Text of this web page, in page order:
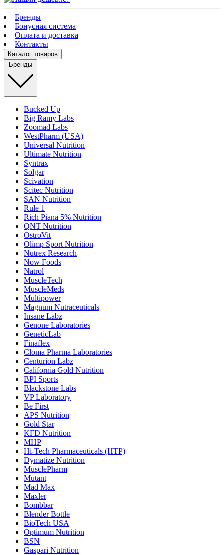
Бренды
Бонусная система
Оплата и доставка
Контакты
Каталог товаров
Бренды
Bucked Up
Big Ramy Labs
Zoomad Labs
WestPharm (USA)
Universal Nutrition
Ultimate Nutrition
Syntrax
Solgar
Scivation
Scitec Nutrition
SAN Nutrition
Rule 1
Rich Piana 5% Nutrition
QNT Nutrition
OstroVit
Olimp Sport Nutrition
Nutrex Research
Now Foods
Natrol
MuscleTech
MuscleMeds
Multipower
Magnum Nutraceuticals
Insane Labz
Genone Laboratories
GeneticLab
Finaflex
Cloma Pharma Laboratories
Centurion Labz
California Gold Nutrition
BPI Sports
Blackstone Labs
VP Laboratory
Be First
APS Nutrition
Gold Star
KFD Nutrition
MHP
Hi-Tech Pharmaceuticals (HTP)
Dymatize Nutrition
MusclePharm
Mutant
Mad Max
Maxler
Bombbar
Blender Bottle
BioTech USA
Optimum Nutrition
BSN
Gaspari Nutrition